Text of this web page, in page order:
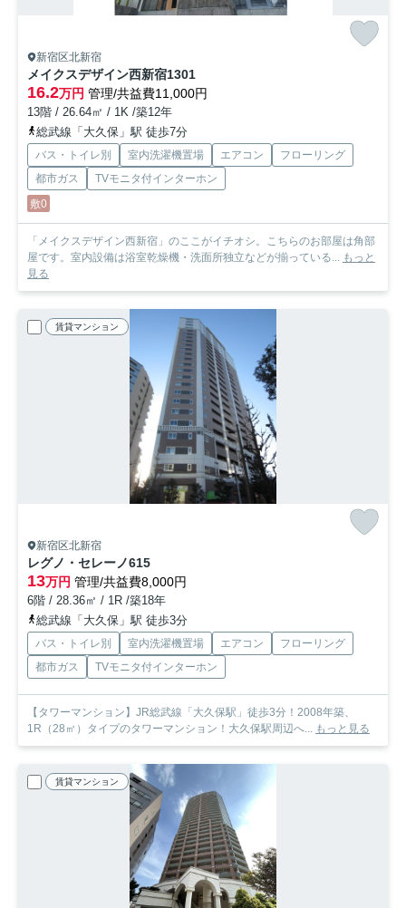
新宿区北新宿
メイクスデザイン西新宿1301
16.2万円 管理/共益費11,000円
13階 / 26.64㎡ / 1K /築12年
総武線「大久保」駅 徒歩7分
バス・トイレ別 室内洗濯機置場 エアコン
フローリング
都市ガス
TVモニタ付インターホン
敷0
「メイクスデザイン西新宿」のここがイチオシ。こちらのお部屋は角部
屋です。室内設備は浴室乾燥機・洗面所独立などが揃っている... もっと
見る
賃貸マンション
新宿区北新宿
レグノ・セレーノ615
13万円 管理/共益費8,000円
6階 / 28.36㎡ / 1R /築18年
総武線「大久保」駅 徒歩3分
バス・トイレ別 室内洗濯機置場 エアコン
フローリング
都市ガス
TVモニタ付インターホン
【タワーマンション】JR総武線「大久保駅」徒歩3分！2008年築、
1R（28㎡）タイプのタワーマンション！大久保駅周辺へ... もっと見る
賃貸マンション